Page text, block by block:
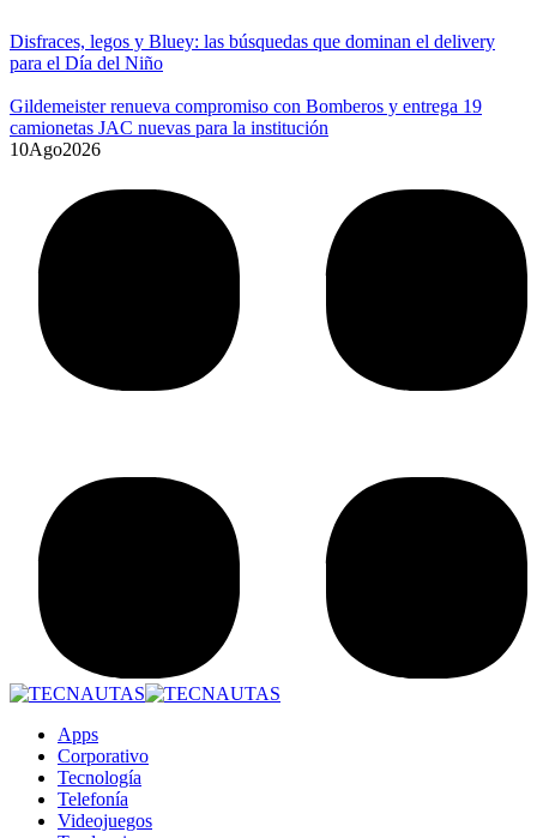
Disfraces, legos y Bluey: las búsquedas que dominan el delivery
para el Día del Niño
Gildemeister renueva compromiso con Bomberos y entrega 19
camionetas JAC nuevas para la institución
10Ago2026
Apps
Corporativo
Tecnología
Telefonía
Videojuegos